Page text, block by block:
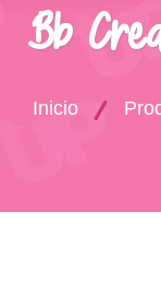
Bb
Inicio